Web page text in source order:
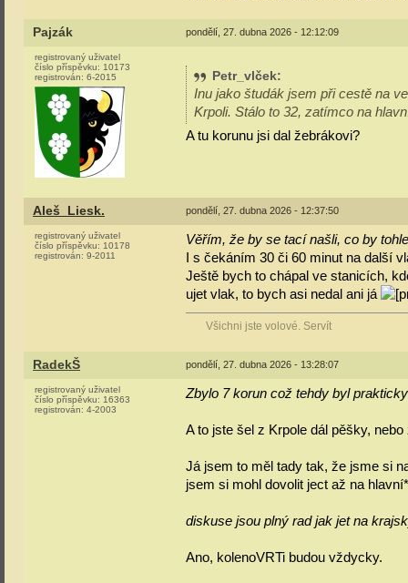
Pajzák pondělí, 27. dubna 2026 - 12:12:09
registrovaný uživatel
číslo příspěvku: 10173
registrován: 6-2015 Petr_vlček:
Inu jako študák jsem při cestě na
Krpoli. Stálo to 32, zatímco na
A tu korunu jsi dal žebrákovi?
Aleš_Liesk. pondělí, 27. dubna 2026 - 12:37:50
registrovaný uživatel
číslo příspěvku: 10178
registrován: 9-2011
Věřím, že by se tací našli, co by
I s čekáním 30 či 60 minut na další
Ještě bych to chápal ve stanicích,
ujet vlak, to bych asi nedal ani já
Všichni jste volové. Servít
RadekŠ pondělí, 27. dubna 2026 - 13:28:07
registrovaný uživatel
číslo příspěvku: 16363
registrován: 4-2003
Zbylo 7 korun což tehdy byl
A to jste šel z Krpole dál pěšky,
Já jsem to měl tady tak, že jsme si
jsem si mohl dovolit ject až na
diskuse jsou plný rad jak jet na
Ano, kolenoVRTi budou vždycky.